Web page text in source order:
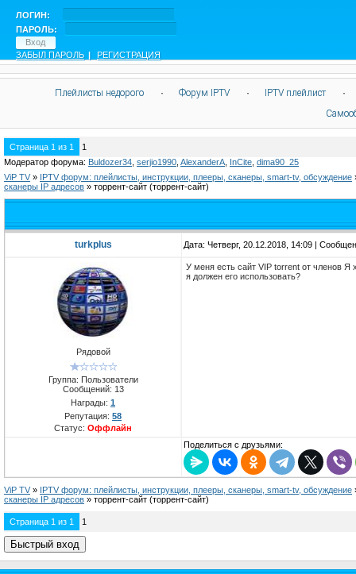
ЛОГИН:
ПАРОЛЬ:
ЗАБЫЛ ПАРОЛЬ | РЕГИСТРАЦИЯ
Плейлисты недорого · Форум IPTV · IPTV плейлист
·
Страница 1 из 1
1
Модератор форума: Buldozer34 serjio1990 AlexanderA InCite dima90_25
ViP TV » IPTV форум: плейлисты, инструкции, плееры, сканеры, smart-tv, обсуждение
сканеры IP адресов » торрент-сайт (торрент-сайт)
turkplus Дата: Четверг, 20.12.2018, 14:09 |
Рядовой
Группа: Пользователи
Сообщений: 13
Награды: 1
Репутация: 58
Статус: Оффлайн
У меня есть сайт VIP torrent от членов Я
я должен его использовать?
Поделиться с друзьями:
ViP TV » IPTV форум: плейлисты, инструкции, плееры, сканеры, smart-tv, обсуждение
сканеры IP адресов » торрент-сайт (торрент-сайт)
Страница 1 из 1 1